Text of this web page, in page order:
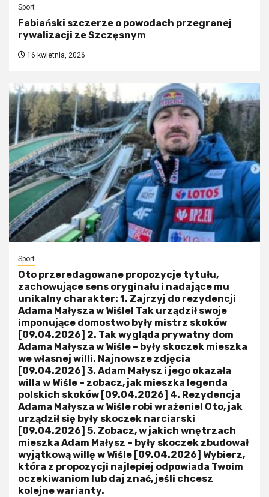
Sport
Fabiański szczerze o powodach przegranej
rywalizacji ze Szczęsnym
16 kwietnia, 2026
Sport
Oto przeredagowane propozycje tytułu,
zachowujące sens oryginału i nadające mu
unikalny charakter: 1. Zajrzyj do rezydencji
Adama Małysza w Wiśle! Tak urządził swoje
imponujące domostwo były mistrz skoków
[09.04.2026] 2. Tak wygląda prywatny dom
Adama Małysza w Wiśle – były skoczek mieszka
we własnej willi. Najnowsze zdjęcia
[09.04.2026] 3. Adam Małysz i jego okazała
willa w Wiśle – zobacz, jak mieszka legenda
polskich skoków [09.04.2026] 4. Rezydencja
Adama Małysza w Wiśle robi wrażenie! Oto, jak
urządził się były skoczek narciarski
[09.04.2026] 5. Zobacz, w jakich wnętrzach
mieszka Adam Małysz – były skoczek zbudował
wyjątkową willę w Wiśle [09.04.2026] Wybierz,
która z propozycji najlepiej odpowiada Twoim
oczekiwaniom lub daj znać, jeśli chcesz
kolejne warianty.